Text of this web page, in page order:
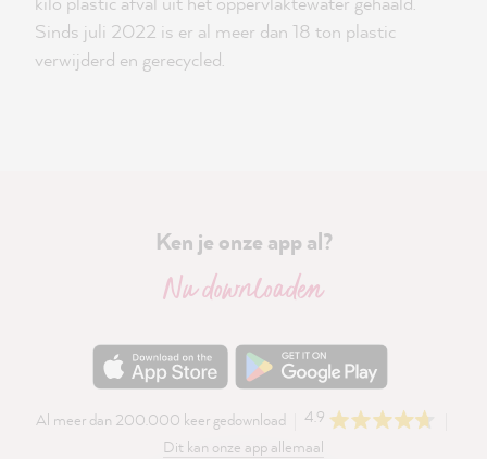
Sinds juli 2022 is er al meer dan 18 ton plastic
verwijderd en gerecycled.
Ken je onze app al?
Nu downloaden
Al meer dan 200.000 keer gedownload
4.9
Dit kan onze app allemaal